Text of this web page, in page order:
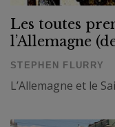
Les toutes
l’Allemagne
STEPHEN FLURRY
L’Allemagne et le